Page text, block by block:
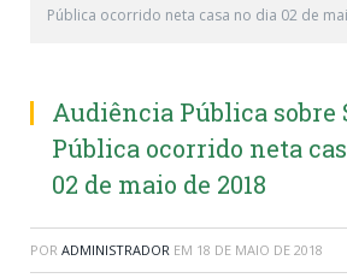
Pública ocorrido neta casa no dia 02 de
Audiência Pública sobre
Pública ocorrido neta
02 de maio de 2018
POR ADMINISTRADOR EM 18 DE MAIO DE 2018